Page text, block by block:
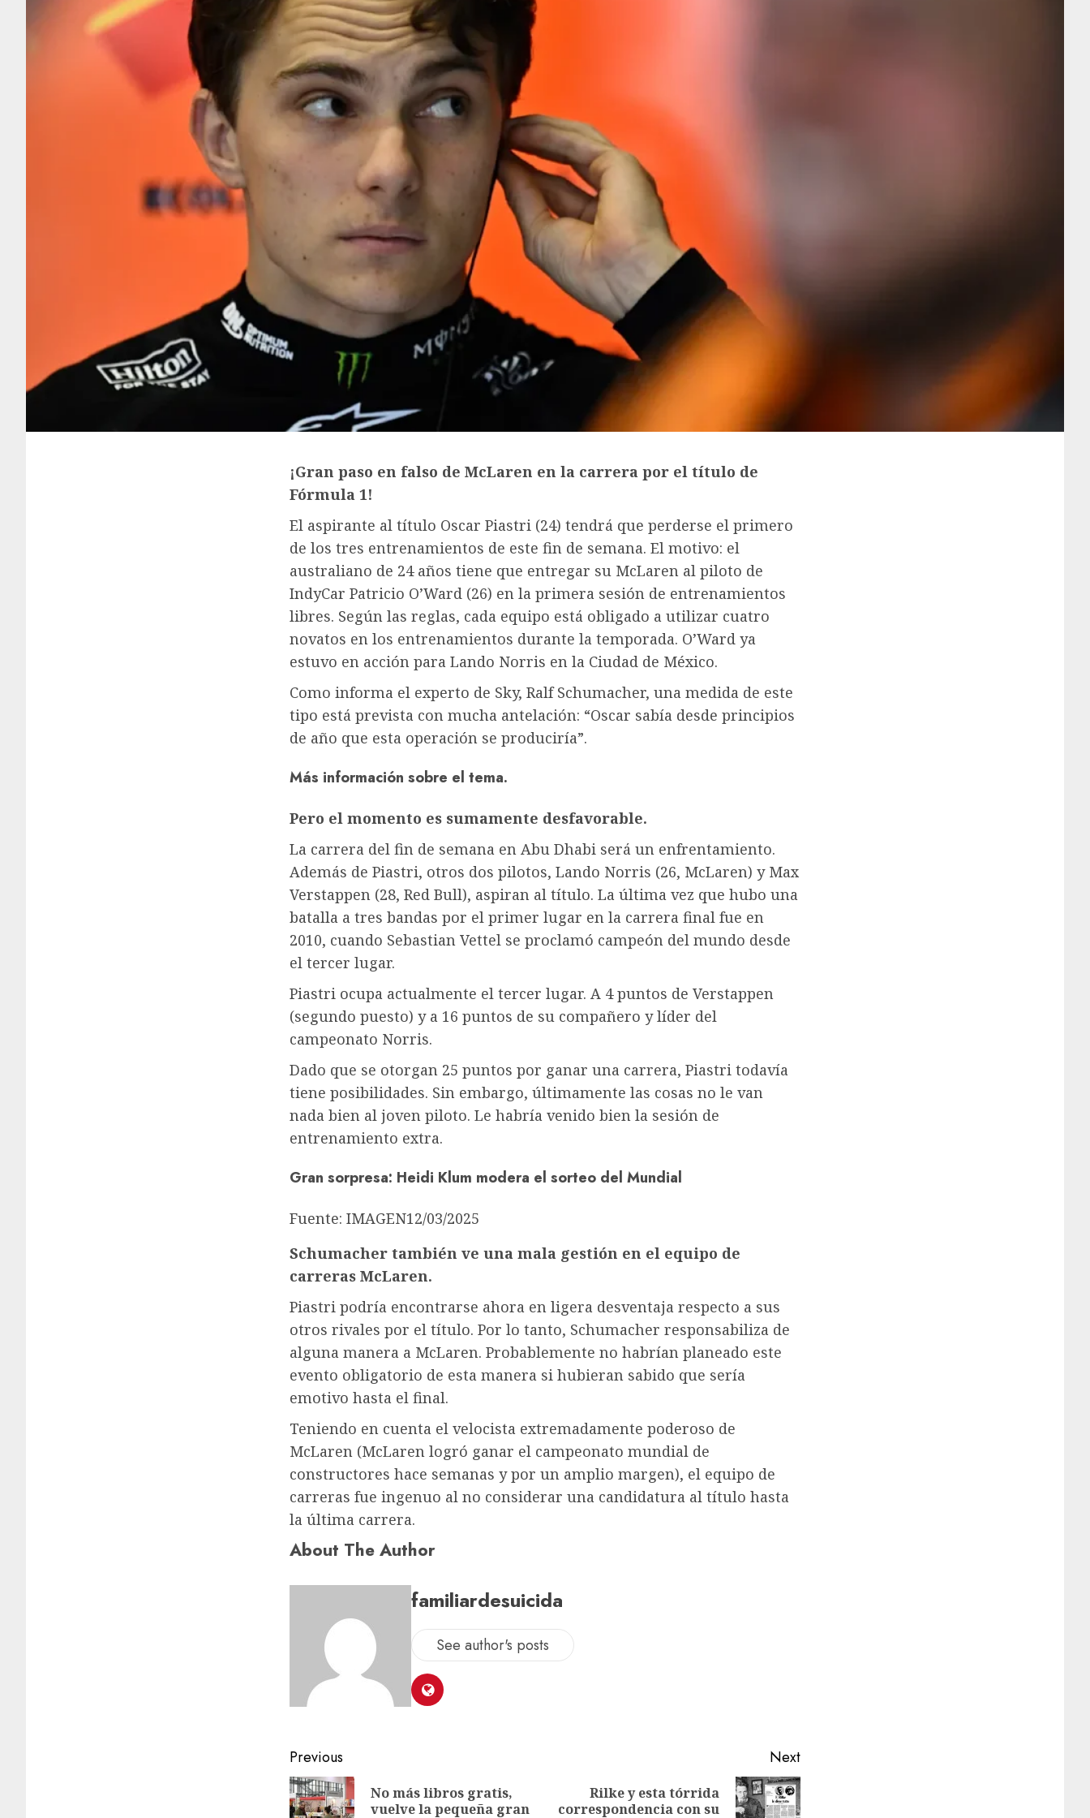
¡Gran paso en falso de McLaren en la carrera por el título de
Fórmula 1!
El aspirante al título Oscar Piastri (24) tendrá que perderse el primero
de los tres entrenamientos de este fin de semana. El motivo: el
australiano de 24 años tiene que entregar su McLaren al piloto de
IndyCar Patricio O’Ward (26) en la primera sesión de entrenamientos
libres. Según las reglas, cada equipo está obligado a utilizar cuatro
novatos en los entrenamientos durante la temporada. O’Ward ya
estuvo en acción para Lando Norris en la Ciudad de México.
Como informa el experto de Sky, Ralf Schumacher, una medida de este
tipo está prevista con mucha antelación: “Oscar sabía desde principios
de año que esta operación se produciría”.
Más información sobre el tema.
Pero el momento es sumamente desfavorable.
La carrera del fin de semana en Abu Dhabi será un enfrentamiento.
Además de Piastri, otros dos pilotos, Lando Norris (26, McLaren) y Max
Verstappen (28, Red Bull), aspiran al título. La última vez que hubo una
batalla a tres bandas por el primer lugar en la carrera final fue en
2010, cuando Sebastian Vettel se proclamó campeón del mundo desde
el tercer lugar.
Piastri ocupa actualmente el tercer lugar. A 4 puntos de Verstappen
(segundo puesto) y a 16 puntos de su compañero y líder del
campeonato Norris.
Dado que se otorgan 25 puntos por ganar una carrera, Piastri todavía
tiene posibilidades. Sin embargo, últimamente las cosas no le van
nada bien al joven piloto. Le habría venido bien la sesión de
entrenamiento extra.
Gran sorpresa: Heidi Klum modera el sorteo del Mundial
Fuente: IMAGEN12/03/2025
Schumacher también ve una mala gestión en el equipo de
carreras McLaren.
Piastri podría encontrarse ahora en ligera desventaja respecto a sus
otros rivales por el título. Por lo tanto, Schumacher responsabiliza de
alguna manera a McLaren. Probablemente no habrían planeado este
evento obligatorio de esta manera si hubieran sabido que sería
emotivo hasta el final.
Teniendo en cuenta el velocista extremadamente poderoso de
McLaren (McLaren logró ganar el campeonato mundial de
constructores hace semanas y por un amplio margen), el equipo de
carreras fue ingenuo al no considerar una candidatura al título hasta
la última carrera.
About The Author
familiardesuicida
See author's posts
Previous
No más libros gratis,
vuelve la pequeña gran
Next
Rilke y esta tórrida
correspondencia con su